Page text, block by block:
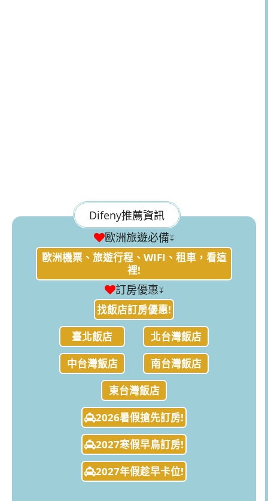
Difeny推薦資訊
歐洲旅遊必備↓
歐洲機票、旅遊行程、WIFI、租車，看這
裡!
訂房優惠↓
找飯店訂房優惠!
臺北飯店
北台灣飯店
中台灣飯店
南台灣飯店
東台灣飯店
2026暑假搶先訂房!
2027寒假早鳥訂房!
2027年假趁早卡位!